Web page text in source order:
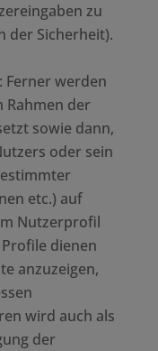
zu
der Sicherheit).
: Ferner werden
Rahmen der
sowie dann,
oder sein
etc.) auf
Nutzerprofil
dienen
anzuzeigen,
wird auch als
der